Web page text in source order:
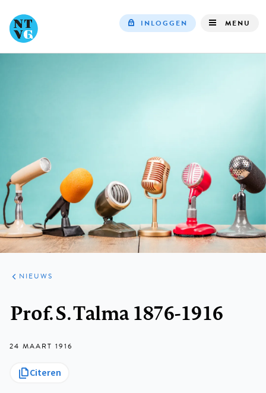
INLOGGEN MENU
ARTIKELEN
HET
KORT
NIEUWS
Prof. S. Talma 1876-1916
24 MAART 1916
Citeren